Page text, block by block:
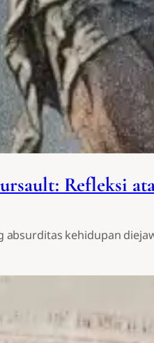
Refleksi
absurditas kehidupan